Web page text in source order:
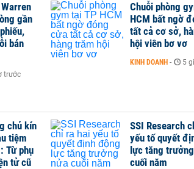
gần
bán
trước
Chuỗi phòng
HCM bất ngờ
tất cả cơ sở,
hội viên bơ vơ
KINH DOANH - 5
chủ kín
tiệm
Từ phụ
tử cũ
SSI Research
yếu tố quyết
lực tăng
cuối năm